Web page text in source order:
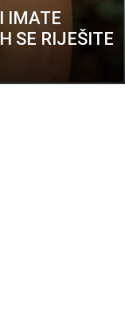
IMATE
SE RIJEŠITE